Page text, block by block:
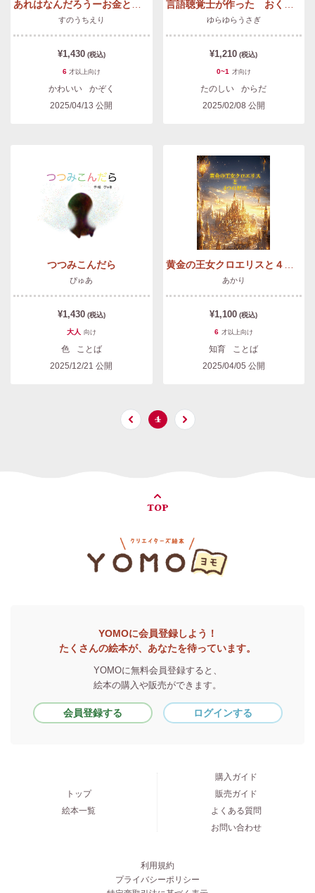
すのうちえり
¥1,430 (税込)
6 才以上向け
かわいい
かぞく
2025/04/13 公開
ゆらゆらうさぎ
¥1,210 (税込)
0~1 才向け
たのしい
からだ
2025/02/08 公開
つつみこんだら
ぴゅあ
¥1,430 (税込)
大人 向け
色
ことば
2025/12/21 公開
あかり
¥1,100 (税込)
6 才以上向け
知育
ことば
2025/04/05 公開
4
TOP
YOMOに会員登録しよう！
たくさんの絵本が、あなたを待っています。
YOMOに無料会員登録すると、
絵本の購入や販売ができます。
会員登録する ログインする
トップ
絵本一覧
購入ガイド
販売ガイド
よくある質問
お問い合わせ
利用規約
プライバシーポリシー